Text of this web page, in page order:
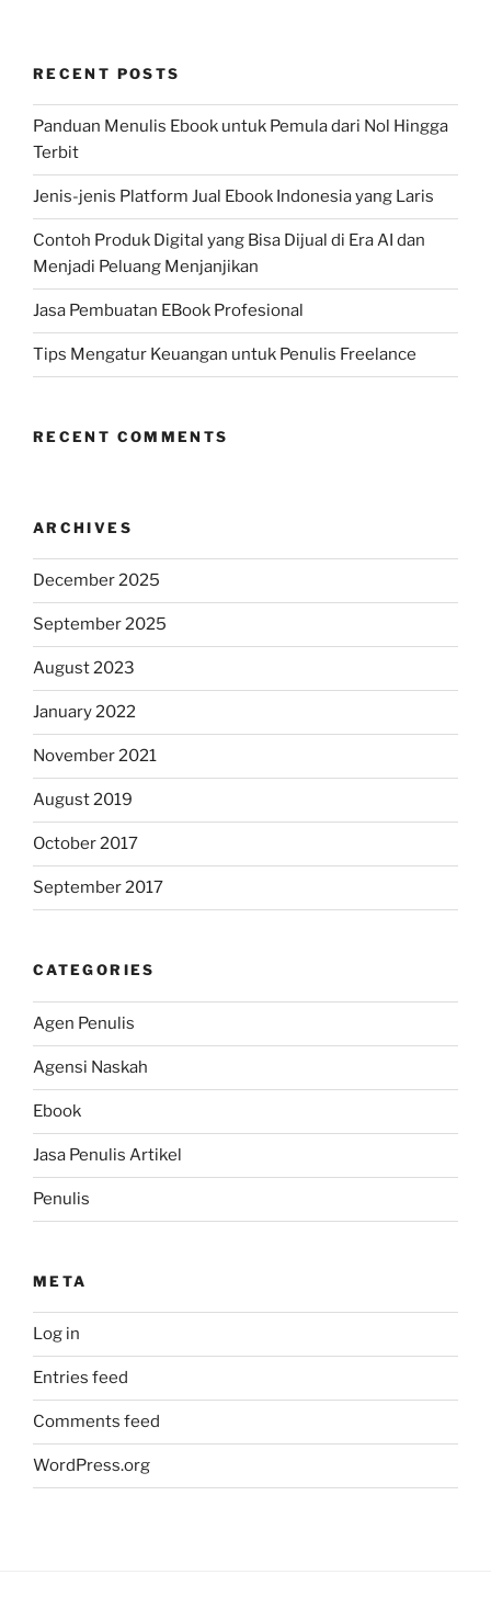
RECENT POSTS
Panduan Menulis Ebook untuk Pemula dari Nol Hingga
Terbit
Jenis-jenis Platform Jual Ebook Indonesia yang Laris
Contoh Produk Digital yang Bisa Dijual di Era AI dan
Menjadi Peluang Menjanjikan
Jasa Pembuatan EBook Profesional
Tips Mengatur Keuangan untuk Penulis Freelance
RECENT COMMENTS
ARCHIVES
December 2025
September 2025
August 2023
January 2022
November 2021
August 2019
October 2017
September 2017
CATEGORIES
Agen Penulis
Agensi Naskah
Ebook
Jasa Penulis Artikel
Penulis
META
Log in
Entries feed
Comments feed
WordPress.org